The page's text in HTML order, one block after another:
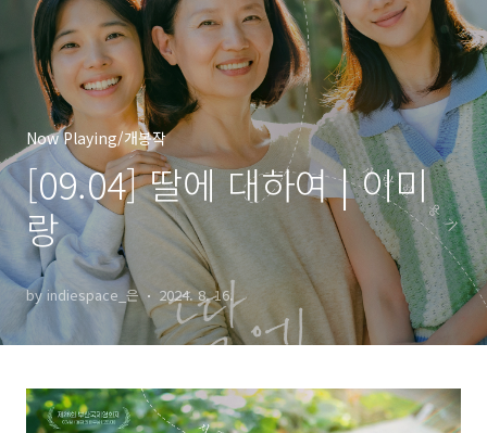
Now Playing/개봉작
[09.04] 딸에 대하여 | 이미
랑
by indiespace_은 2024. 8. 16.